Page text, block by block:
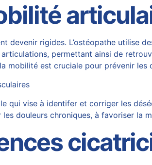
devenir rigides. L’ostéopathe utilise
permettant ainsi de
est cruciale pour prévenir
qui vise à identifer et corriger les
douleurs chroniques, à favoriser la